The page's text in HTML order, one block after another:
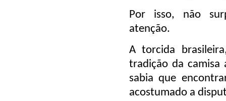
Por isso, não
atenção.
A torcida
tradição da camisa
sabia que
acostumado a